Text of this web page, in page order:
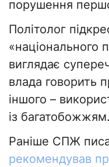
порушення
Політолог
«національного
виглядає
влада говорить
іншого –
із багатобожжям.
Раніше СПЖ
рекомендував